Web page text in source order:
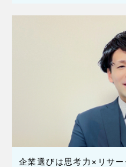
企業選びは思考力×リサ